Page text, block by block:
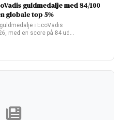
guldmedalje med 84/100
globale top 5%
i EcoVadis
med en score på 84 ud…